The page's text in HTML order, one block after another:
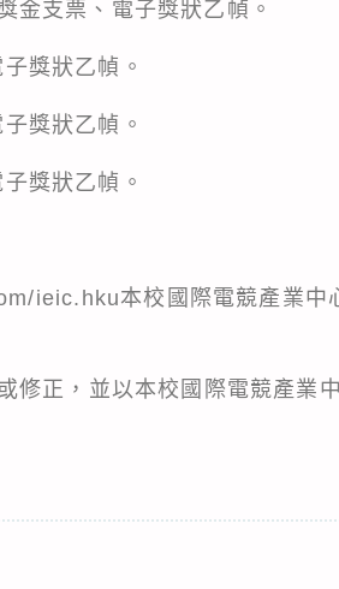
金支票、電子獎狀乙幀。
獎狀乙幀。
獎狀乙幀。
獎狀乙幀。
ieic.hku本校國際電競產業中
修正，並以本校國際電競產業